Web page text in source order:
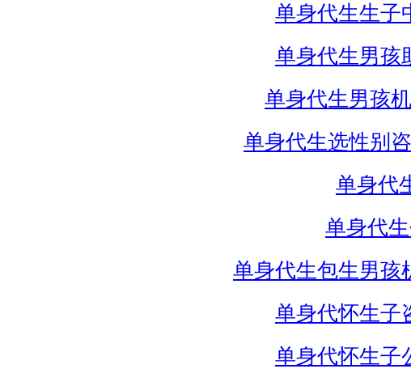
单身代生生子
单身代生男孩
单身代生男孩
单身代生选性别
单身代
单身代
单身代生包生男孩
单身代怀生子
单身代怀生子